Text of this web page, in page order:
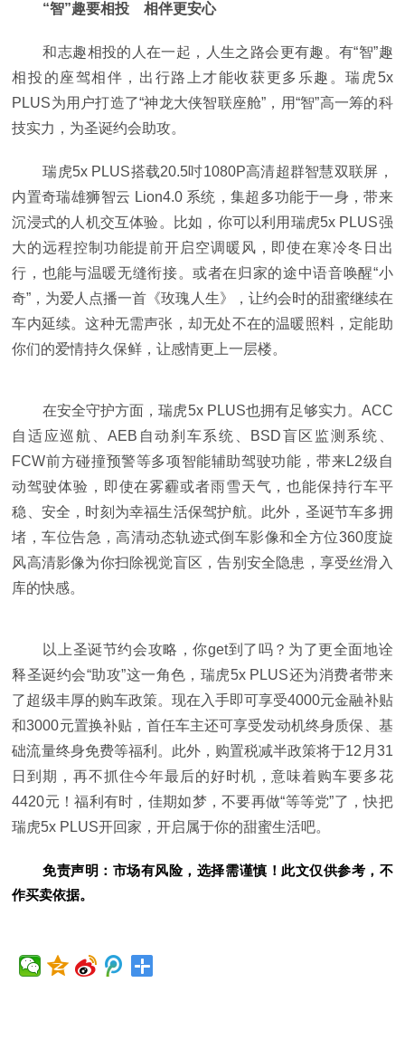
“智”趣要相投 相伴更安心
和志趣相投的人在一起，人生之路会更有趣。有“智”趣
相投的座驾相伴，出行路上才能收获更多乐趣。瑞虎5x
PLUS为用户打造了“神龙大侠智联座舱”，用“智”高一筹的科
技实力，为圣诞约会助攻。
瑞虎5x PLUS搭载20.5吋1080P高清超群智慧双联屏，
内置奇瑞雄狮智云 Lion4.0 系统，集超多功能于一身，带来
沉浸式的人机交互体验。比如，你可以利用瑞虎5x PLUS强
大的远程控制功能提前开启空调暖风，即使在寒冷冬日出
行，也能与温暖无缝衔接。或者在归家的途中语音唤醒“小
奇”，为爱人点播一首《玫瑰人生》，让约会时的甜蜜继续在
车内延续。这种无需声张，却无处不在的温暖照料，定能助
你们的爱情持久保鲜，让感情更上一层楼。
在安全守护方面，瑞虎5x PLUS也拥有足够实力。ACC
自适应巡航、AEB自动刹车系统、BSD盲区监测系统、
FCW前方碰撞预警等多项智能辅助驾驶功能，带来L2级自
动驾驶体验，即使在雾霾或者雨雪天气，也能保持行车平
稳、安全，时刻为幸福生活保驾护航。此外，圣诞节车多拥
堵，车位告急，高清动态轨迹式倒车影像和全方位360度旋
风高清影像为你扫除视觉盲区，告别安全隐患，享受丝滑入
库的快感。
以上圣诞节约会攻略，你get到了吗？为了更全面地诠
释圣诞约会“助攻”这一角色，瑞虎5x PLUS还为消费者带来
了超级丰厚的购车政策。现在入手即可享受4000元金融补贴
和3000元置换补贴，首任车主还可享受发动机终身质保、基
础流量终身免费等福利。此外，购置税减半政策将于12月31
日到期，再不抓住今年最后的好时机，意味着购车要多花
4420元！福利有时，佳期如梦，不要再做“等等党”了，快把
瑞虎5x PLUS开回家，开启属于你的甜蜜生活吧。
免责声明：市场有风险，选择需谨慎！此文仅供参考，不
作买卖依据。